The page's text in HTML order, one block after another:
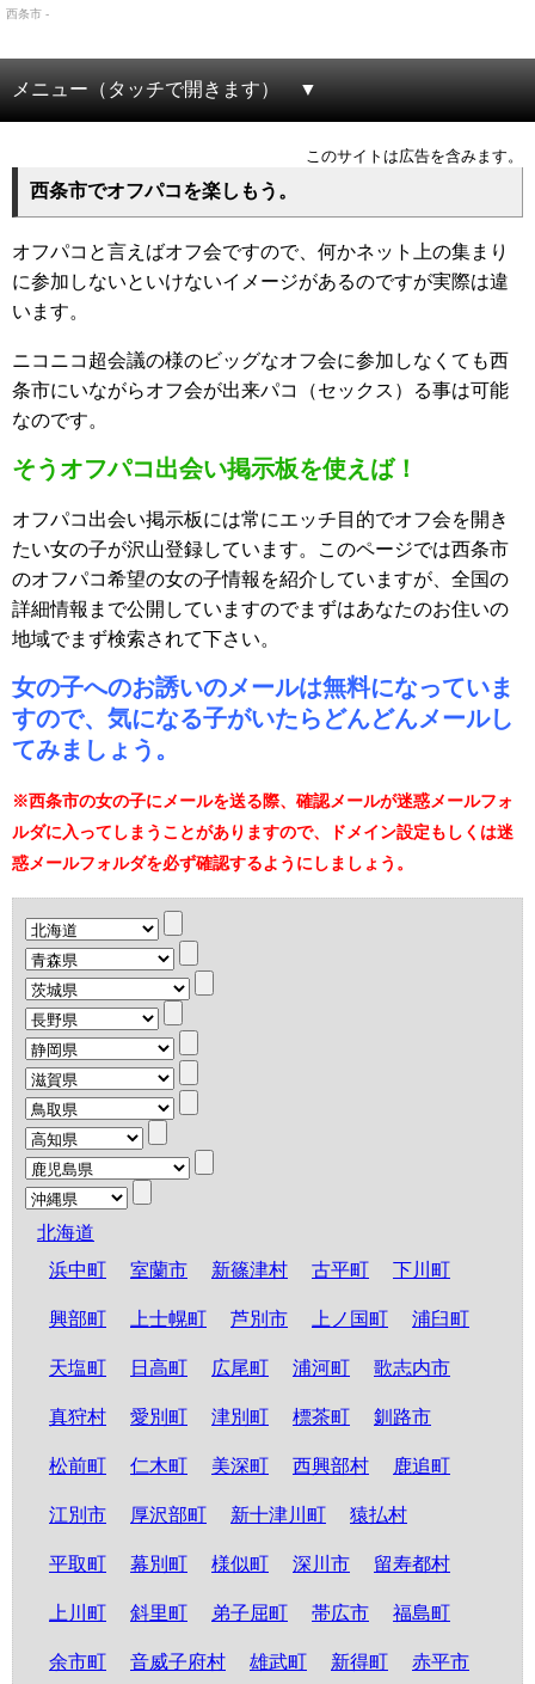
西条市 -
メニュー（タッチで開きます）
このサイトは広告を含みます。
西条市でオフパコを楽しもう。
オフパコと言えばオフ会ですので、何かネット上の集まり
に参加しないといけないイメージがあるのですが実際は違
います。
ニコニコ超会議の様のビッグなオフ会に参加しなくても西
条市にいながらオフ会が出来パコ（セックス）る事は可能
なのです。
そうオフパコ出会い掲示板を使えば！
オフパコ出会い掲示板には常にエッチ目的でオフ会を開き
たい女の子が沢山登録しています。このページでは西条市
のオフパコ希望の女の子情報を紹介していますが、全国の
詳細情報まで公開していますのでまずはあなたのお住いの
地域でまず検索されて下さい。
女の子へのお誘いのメールは無料になっていま
すので、気になる子がいたらどんどんメールし
てみましょう。
※西条市の女の子にメールを送る際、確認メールが迷惑メールフォ
ルダに入ってしまうことがありますので、ドメイン設定もしくは迷
惑メールフォルダを必ず確認するようにしましょう。
北海道
浜中町
室蘭市 新篠津村 古平町 下川町
興部町 上士幌町 芦別市 上ノ国町 浦臼町
天塩町 日高町 広尾町 浦河町 歌志内市
真狩村 愛別町 津別町 標茶町 釧路市
松前町 仁木町 美深町 西興部村 鹿追町
江別市 厚沢部町 新十津川町 猿払村
平取町 幕別町 様似町 深川市 留寿都村
上川町 斜里町 弟子屈町 帯広市 福島町
余市町 音威子府村 雄武町 新得町 赤平市